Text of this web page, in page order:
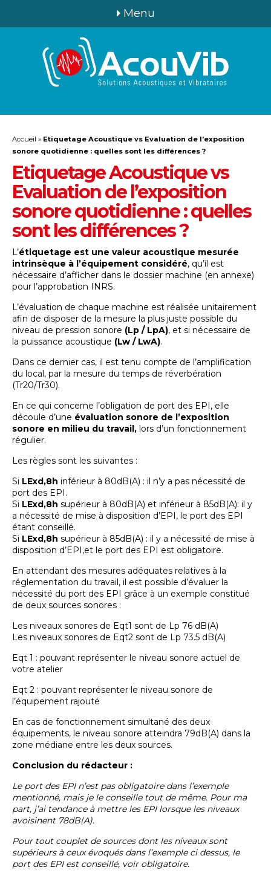
Menu
Accueil » Etiquetage Acoustique vs Evaluation de l’exposition
sonore quotidienne : quelles sont les différences ?
Etiquetage Acoustique vs
Evaluation de l’exposition
sonore quotidienne : quelles
sont les différences ?
L’étiquetage est une valeur acoustique mesurée
intrinsèque à l’équipement considéré, qu’il est
nécessaire d’afficher dans le dossier machine (en annexe)
pour l’approbation INRS.
L’évaluation de chaque machine est réalisée unitairement
afin de disposer de la mesure la plus juste possible du
niveau de pression sonore (Lp / LpA), et si nécessaire de
la puissance acoustique (Lw / LwA).
Dans ce dernier cas, il est tenu compte de l’amplification
du local, par la mesure du temps de réverbération
(Tr20/Tr30).
En ce qui concerne l’obligation de port des EPI, elle
découle d’une évaluation sonore de l’exposition
sonore en milieu du travail, lors d’un fonctionnement
régulier.
Les règles sont les suivantes :
Si LExd,8h inférieur à 80dB(A) : il n’y a pas nécessité de
port des EPI.
Si LExd,8h supérieur à 80dB(A) et inférieur à 85dB(A): il y
a nécessité de mise à disposition d’EPI, le port des EPI
étant conseillé.
Si LExd,8h supérieur à 85dB(A) : il y a nécessité de mise à
disposition d’EPI,et le port des EPI est obligatoire.
En attendant des mesures adéquates relatives à la
réglementation du travail, il est possible d’évaluer la
nécessité du port des EPI grâce à un exemple constitué
de deux sources sonores :
Les niveaux sonores de Eqt1 sont de Lp 76 dB(A)
Les niveaux sonores de Eqt2 sont de Lp 73.5 dB(A)
Eqt 1 : pouvant représenter le niveau sonore actuel de
votre atelier
Eqt 2 : pouvant représenter le niveau sonore de
l’équipement rajouté
En cas de fonctionnement simultané des deux
équipements, le niveau sonore atteindra 79dB(A) dans la
zone médiane entre les deux sources.
Conclusion du rédacteur :
Le port des EPI n’est pas obligatoire dans l’exemple
mentionné, mais je le conseille tout de même. Pour ma
part, j’ai tendance à mettre les EPI lorsque les niveaux
avoisinent 78dB(A).
Pour tout couplet de sources dont les niveaux sont
supérieurs à ceux évoqués dans l’exemple ci dessus, le
port des EPI est conseillé, voir obligatoire.